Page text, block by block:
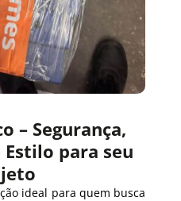
– Segurança,
para seu
ideal para quem busca